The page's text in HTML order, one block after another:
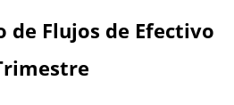
de Flujos de Efectivo